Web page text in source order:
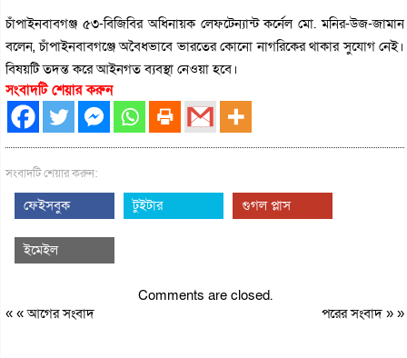
চাঁপাইনবাবগঞ্জ ৫৩-বিজিবির অধিনায়ক লেফটেন্যান্ট কর্নেল মো. মনির-উজ-জামান
বলেন, চাঁপাইনবাবগঞ্জে অবৈধভাবে ভারতের কোনো নাগরিকের থাকার সুযোগ নেই।
বিষয়টি তদন্ত করে আইনগত ব্যবস্থা নেওয়া হবে।
সংবাদটি শেয়ার করুন
সংবাদটি শেয়ার করুন:
ফেইসবুক টুইটার গুগল প্লাস
ইমেইল
Comments are closed.
« «আগের সংবাদ পরের সংবাদ» »